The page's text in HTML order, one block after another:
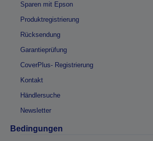
Sparen mit Epson
Produktregistrierung
Rücksendung
Garantieprüfung
CoverPlus- Registrierung
Kontakt
Händlersuche
Newsletter
Bedingungen